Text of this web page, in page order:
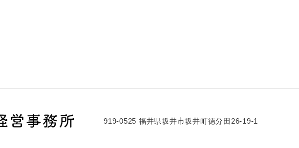
919-0525 福井県坂井市坂井町徳分田26-19-1